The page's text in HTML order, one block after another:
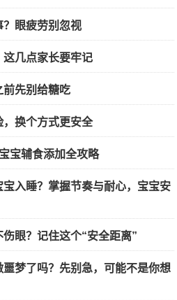
？眼疲劳别忽视
几点家长要牢记
前先别给糖吃
换个方式更安全
宝辅食添加全攻略
入睡？掌握节奏与耐心，宝宝安
眼？记住这个“安全距离”
梦了吗？先别急，可能不是你想